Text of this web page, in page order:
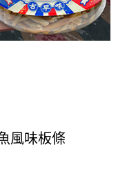
風味板條